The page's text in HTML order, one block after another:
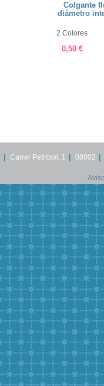
Colgante
diámetro
2 Colores
0,50 €
Carrer Petritxol, 1 08002